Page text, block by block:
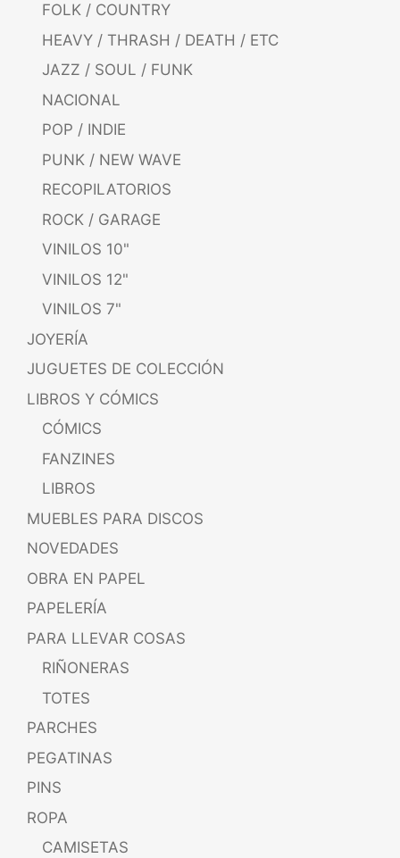
FOLK / COUNTRY
HEAVY / THRASH / DEATH / ETC
JAZZ / SOUL / FUNK
NACIONAL
POP / INDIE
PUNK / NEW WAVE
RECOPILATORIOS
ROCK / GARAGE
VINILOS 10"
VINILOS 12"
VINILOS 7"
JOYERÍA
JUGUETES DE COLECCIÓN
LIBROS Y CÓMICS
CÓMICS
FANZINES
LIBROS
MUEBLES PARA DISCOS
NOVEDADES
OBRA EN PAPEL
PAPELERÍA
PARA LLEVAR COSAS
RIÑONERAS
TOTES
PARCHES
PEGATINAS
PINS
ROPA
CAMISETAS